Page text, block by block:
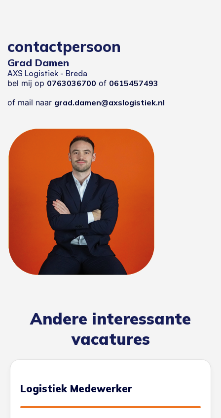
contactpersoon
Grad Damen
AXS Logistiek - Breda
bel mij op 0763036700 of 0615457493
of mail naar grad.damen@axslogistiek.nl
Andere interessante
vacatures
Logistiek Medewerker